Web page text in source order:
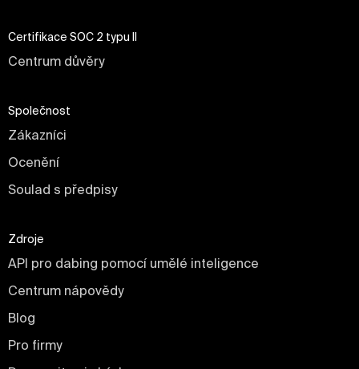
Certifikace SOC 2 typu II
Centrum důvěry
Společnost
Zákazníci
Ocenění
Soulad s předpisy
Zdroje
API pro dabing pomocí umělé inteligence
Centrum nápovědy
Blog
Pro firmy